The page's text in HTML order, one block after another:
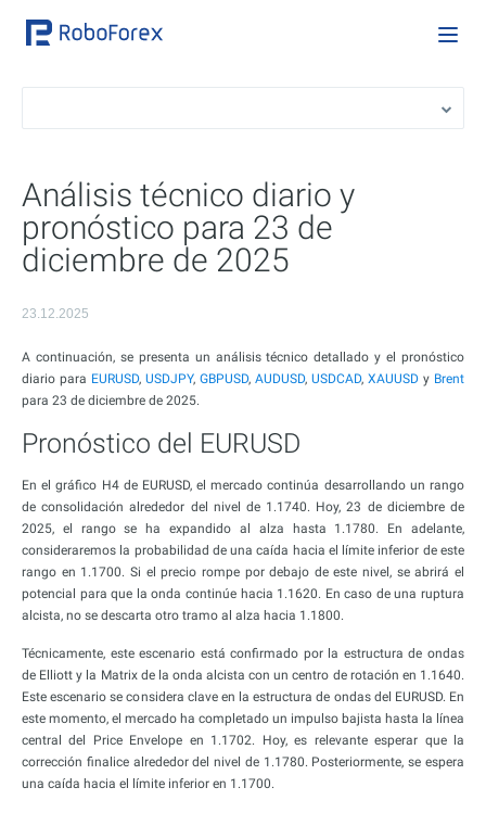
Análisis técnico diario y
pronóstico para 23 de
diciembre de 2025
23.12.2025
A continuación, se presenta un análisis técnico detallado y el pronóstico
diario para EURUSD, USDJPY, GBPUSD, AUDUSD, USDCAD, XAUUSD y Brent
para 23 de diciembre de 2025.
Pronóstico del EURUSD
En el gráfico H4 de EURUSD, el mercado continúa desarrollando un rango
de consolidación alrededor del nivel de 1.1740. Hoy, 23 de diciembre de
2025, el rango se ha expandido al alza hasta 1.1780. En adelante,
consideraremos la probabilidad de una caída hacia el límite inferior de este
rango en 1.1700. Si el precio rompe por debajo de este nivel, se abrirá el
potencial para que la onda continúe hacia 1.1620. En caso de una ruptura
alcista, no se descarta otro tramo al alza hacia 1.1800.
Técnicamente, este escenario está confirmado por la estructura de ondas
de Elliott y la Matrix de la onda alcista con un centro de rotación en 1.1640.
Este escenario se considera clave en la estructura de ondas del EURUSD. En
este momento, el mercado ha completado un impulso bajista hasta la línea
central del Price Envelope en 1.1702. Hoy, es relevante esperar que la
corrección finalice alrededor del nivel de 1.1780. Posteriormente, se espera
una caída hacia el límite inferior en 1.1700.